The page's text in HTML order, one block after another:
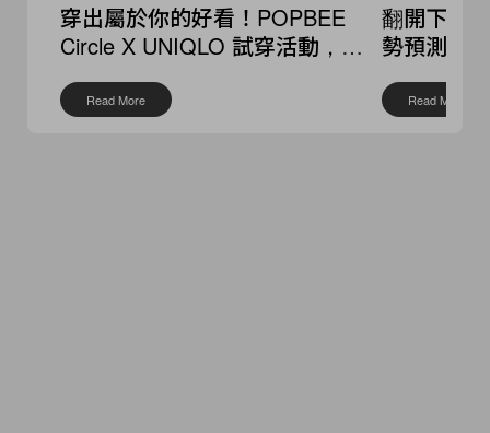
穿出屬於你的好看！POPBEE
Circle X UNIQLO 試穿活動，還
送你繭形褲
Read More
翻開下半
勢預測，
點
Read More